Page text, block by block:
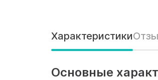
Характеристики
Основные